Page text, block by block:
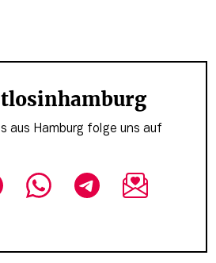
aus Hamburg folge uns auf